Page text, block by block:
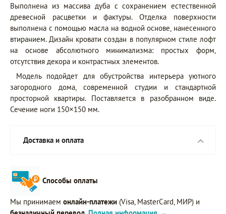
Выполнена из массива дуба с сохранением естественной
древесной расцветки и фактуры. Отделка поверхности
выполнена с помощью масла на водной основе, нанесенного
втиранием. Дизайн кровати создан в популярном стиле лофт
на основе абсолютного минимализма: простых форм,
отсутствия декора и контрастных элементов.
Модель подойдет для обустройства интерьера уютного
загородного дома, современной студии и стандартной
просторной квартиры. Поставляется в разобранном виде.
Сечение ноги 150×150 мм.
Доставка и оплата
Способы оплаты
Мы принимаем онлайн-платежи (Visa, MasterCard, МИР) и